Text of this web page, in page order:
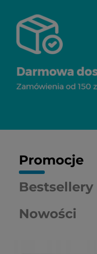
Promocje
Nowości
Bestsellery